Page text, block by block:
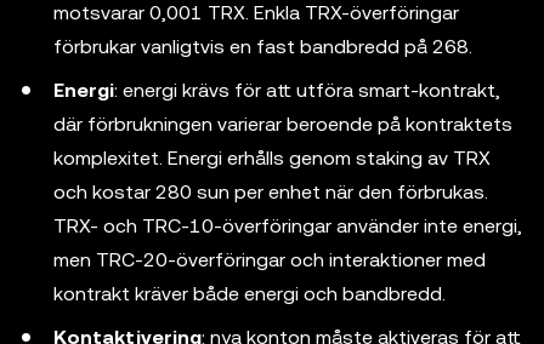
motsvarar 0,001 TRX. Enkla TRX-överföringar
förbrukar vanligtvis en fast bandbredd på 268.
Energi: energi krävs för att utföra smart-kontrakt,
där förbrukningen varierar beroende på kontraktets
komplexitet. Energi erhålls genom staking av TRX
och kostar 280 sun per enhet när den förbrukas.
TRX- och TRC-10-överföringar använder inte energi,
men TRC-20-överföringar och interaktioner med
kontrakt kräver både energi och bandbredd.
Kontaktivering: nya konton måste aktiveras för att